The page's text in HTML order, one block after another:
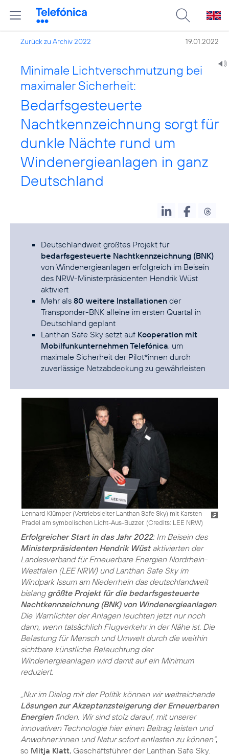
Zurück zu Archiv 2022 19.01.2022
Minimale Lichtverschmutzung bei
maximaler Sicherheit:
Bedarfsgesteuerte
Nachtkennzeichnung sorgt für
dunkle Nächte rund um
Windenergieanlagen in ganz
Deutschland
Deutschlandweit größtes Projekt für
bedarfsgesteuerte Nachtkennzeichnung (BNK)
von Windenergieanlagen erfolgreich im Beisein
des NRW-Ministerpräsidenten Hendrik Wüst
aktiviert
Mehr als 80 weitere Installationen der
Transponder-BNK alleine im ersten Quartal in
Deutschland geplant
Lanthan Safe Sky setzt auf Kooperation mit
Mobilfunkunternehmen Telefónica, um
maximale Sicherheit der Pilot*innen durch
zuverlässige Netzabdeckung zu gewährleisten
Lennard Klümper (Vertriebsleiter Lanthan Safe Sky) mit Karsten
Pradel am symbolischen Licht-Aus-Buzzer. (Credits: LEE NRW)
Erfolgreicher Start in das Jahr 2022: Im Beisein des
Ministerpräsidenten Hendrik Wüstaktivierten der
Landesverband für Erneuerbare Energien Nordrhein-
Westfalen (LEE NRW) und Lanthan Safe Sky im
Windpark Issum am Niederrhein das deutschlandweit
bislang größte Projekt für die bedarfsgesteuerte
Nachtkennzeichnung (BNK) von Windenergieanlagen.
Die Warnlichter der Anlagen leuchten jetzt nur noch
dann, wenn tatsächlich Flugverkehr in der Nähe ist. Die
Belastung für Mensch und Umwelt durch die weithin
sichtbare künstliche Beleuchtung der
Windenergieanlagen wird damit auf ein Minimum
reduziert.
„Nur im Dialog mit der Politik können wir weitreichende
Lösungen zur Akzeptanzsteigerung der Erneuerbaren
Energienfinden. Wir sind stolz darauf, mit unserer
innovativen Technologie hier einen Beitrag leisten und
Anwohner:innen und Natur sofort entlasten zu können“,
so Mitja Klatt, Geschäftsführer der Lanthan Safe Sky.